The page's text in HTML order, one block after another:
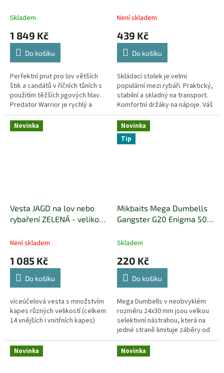
Skladem
1 849 Kč
Do košíku
Perfektní prut pro lov větších
štik a candátů v říčních tůních s
použitím těžších jigových hlav.
Predator Warrior je rychlý a
lehký zároveň, s očky typu K,
dřevěnou...
Není skladem
439 Kč
Do košíku
Skládací stolek je velmi
populární mezi rybáři. Praktický,
stabilní a skladný na transport.
Komfortní držáky na nápoje. Váš
oblíbený nápoj se nevylije.
Novinka
Vesta JAGD na lov nebo
rybaření ZELENÁ - velikost
Není skladem
1 085 Kč
Do košíku
víceúčelová vesta s množstvím
kapes různých velikostí (celkem
14 vnějších i vnitřních kapes)
Novinka
Tip
Mikbaits Mega Dumbells
Gangster G20 Enigma 500
Skladem
220 Kč
Do košíku
Mega Dumbells v neobvyklém
rozměru 24x30 mm jsou velkou
selektivní nástrahou, která na
jedné straně limituje záběry od
nechtěných ryb, a naopak je
lákavá pro velké trofejní kusy...
Novinka Novinka